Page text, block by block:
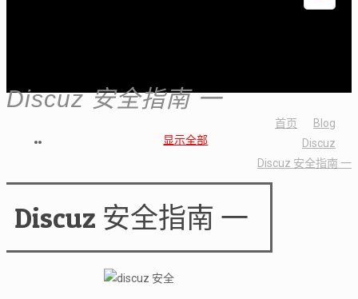
Discuz 安全指南 一
首页
Blog
Discuz
Discuz 安全指南 一
显示全部
Discuz 安全指南 一